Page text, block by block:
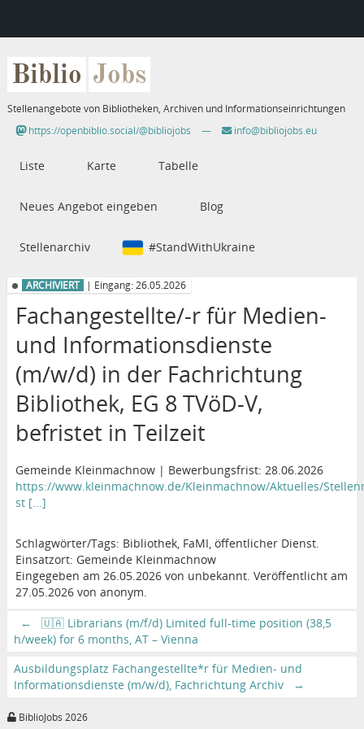
Biblio Jobs
Stellenangebote von Bibliotheken, Archiven und Informationseinrichtungen
https://openbiblio.social/@bibliojobs
— info@bibliojobs.eu
Liste Karte Tabelle
Neues Angebot eingeben Blog
Stellenarchiv #StandWithUkraine
ARCHIVIERT | Eingang: 26.05.2026
Fachangestellte/-r für Medien-
und Informationsdienste
(m/w/d) in der Fachrichtung
Bibliothek, EG 8 TVöD-V,
befristet in Teilzeit
Gemeinde Kleinmachnow | Bewerbungsfrist: 28.06.2026
https://www.kleinmachnow.de/Kleinmachnow/Aktuelles/
st [...]
Schlagwörter/Tags: Bibliothek, FaMI, öffentlicher Dienst.
Einsatzort: Gemeinde Kleinmachnow
Eingegeben am 26.05.2026 von unbekannt. Veröffentlicht am
27.05.2026 von anonym.
←
🇺🇦 Librarians (m/f/d) Limited full-time position (38,5
h/week) for 6 months, AT – Vienna
Ausbildungsplatz Fachangestellte*r für Medien- und
Informationsdienste (m/w/d), Fachrichtung Archiv
→
BiblioJobs 2026